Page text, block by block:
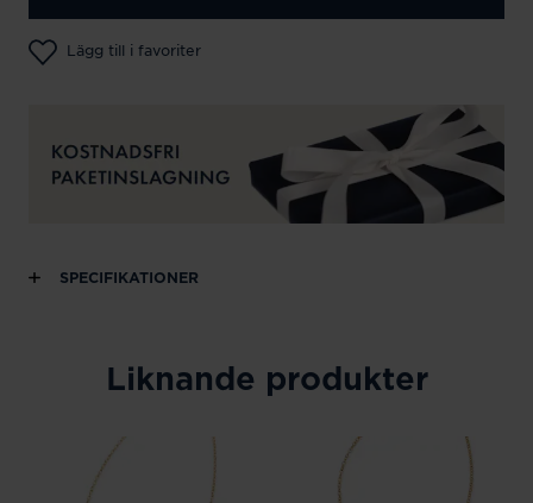
Lägg till i favoriter
SPECIFIKATIONER
Liknande produkter